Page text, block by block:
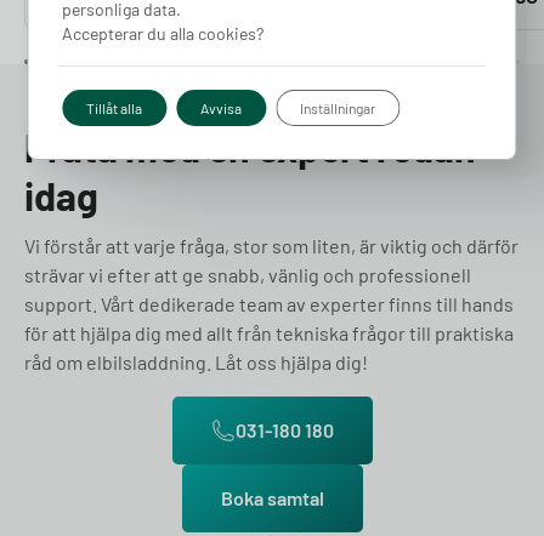
Prata med en expert redan
idag
Vi förstår att varje fråga, stor som liten, är viktig och därför
strävar vi efter att ge snabb, vänlig och professionell
support. Vårt dedikerade team av experter finns till hands
för att hjälpa dig med allt från tekniska frågor till praktiska
råd om elbilsladdning. Låt oss hjälpa dig!
031-180 180
Boka samtal
personliga data.
Accepterar du alla cookies?
Tillåt alla Avvisa Inställningar